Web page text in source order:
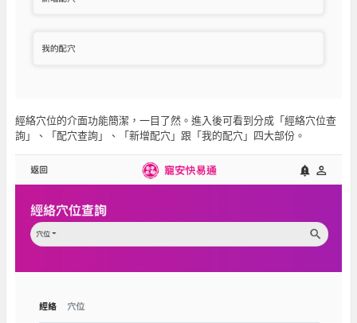
經絡穴位的介面功能簡潔，一目了然。進入後可看到分成「經絡穴位查
詢」、「配穴查詢」、「新增配穴」跟「我的配穴」四大部份。